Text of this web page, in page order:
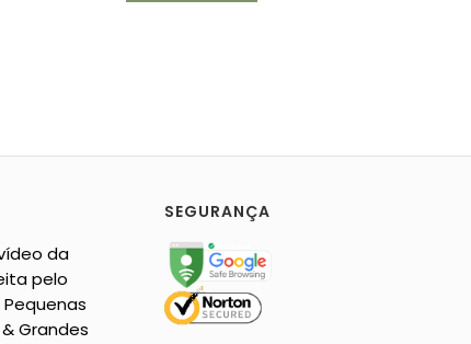
da
pelo
Grandes
SEGURANÇA